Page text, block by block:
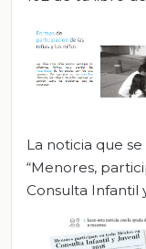
La noticia que
“Menores,
Consulta Infantil